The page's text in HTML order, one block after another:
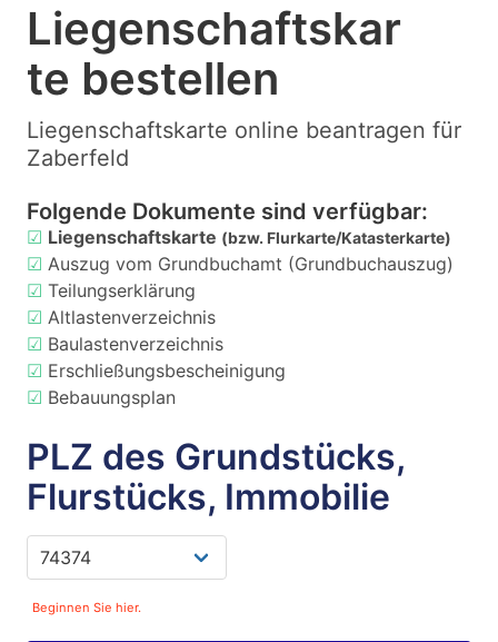
Liegenschaftskar
te bestellen
Liegenschaftskarte online beantragen für
Zaberfeld
Folgende Dokumente sind verfügbar:
☑ Liegenschaftskarte (bzw. Flurkarte/Katasterkarte)
☑ Auszug vom Grundbuchamt (Grundbuchauszug)
☑ Teilungserklärung
☑ Altlastenverzeichnis
☑ Baulastenverzeichnis
☑ Erschließungsbescheinigung
☑ Bebauungsplan
PLZ des Grundstücks,
Flurstücks, Immobilie
Beginnen Sie hier.